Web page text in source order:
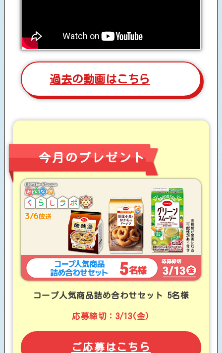
過去の動画はこちら
今月のプレゼント
コープ人気商品詰め合わせセット 5名様
応募締切：3/13(金)
ご応募はこちら